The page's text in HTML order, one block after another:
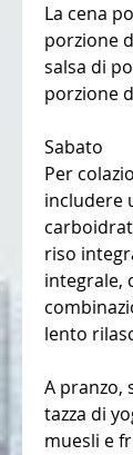
La cena
porzione
salsa di
porzione
Sabato
Per
includere
riso
integrale,
lento
A pranzo,
tazza di
muesli e